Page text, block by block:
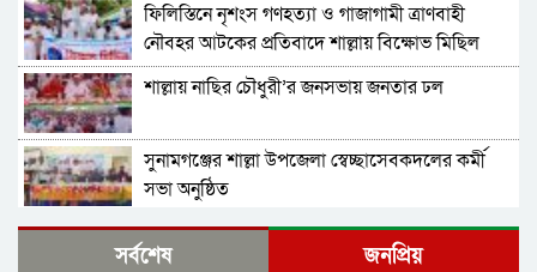
ফিলিস্তিনে নৃশংস গণহত্যা ও গাজাগামী ত্রাণবাহী
নৌবহর আটকের প্রতিবাদে শাল্লায় বিক্ষোভ মিছিল
শাল্লায় নাছির চৌধুরী’র জনসভায় জনতার ঢল
সুনামগঞ্জের শাল্লা উপজেলা স্বেচ্ছাসেবকদলের কর্মী
সভা অনুষ্ঠিত
দিরাইয়ে মাওলানা মুশতাক গাজীনগরীর হত্যার
প্রতিবাদে বিক্ষোভ মিছিল ও সমাবেশ অনুষ্ঠিত
সর্বশেষ জনপ্রিয়